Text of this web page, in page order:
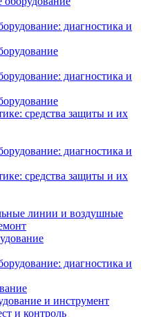
диагностика и
диагностика и
средства защиты и их
диагностика и
средства защиты и их
линии и воздушные
диагностика и
и инструмент
и контроль